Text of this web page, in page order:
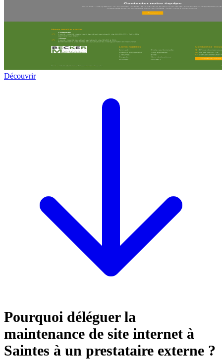
Découvrir
Pourquoi déléguer la
maintenance de site internet à
Saintes à un prestataire externe ?